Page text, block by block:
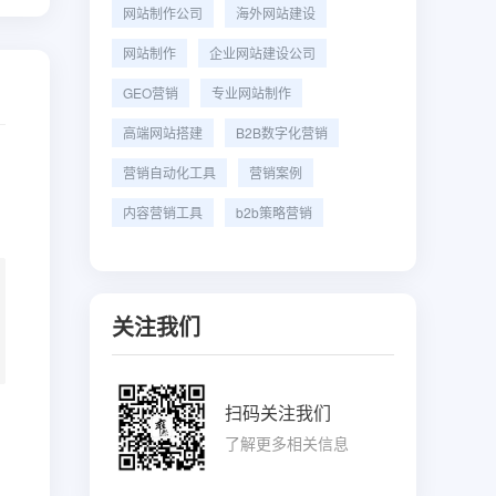
网站制作公司 海外网站建设
网站制作 企业网站建设公司
GEO营销 专业网站制作
高端网站搭建 B2B数字化营销
营销自动化工具 营销案例
内容营销工具 b2b策略营销
关注我们
扫码关注我们
了解更多相关信息